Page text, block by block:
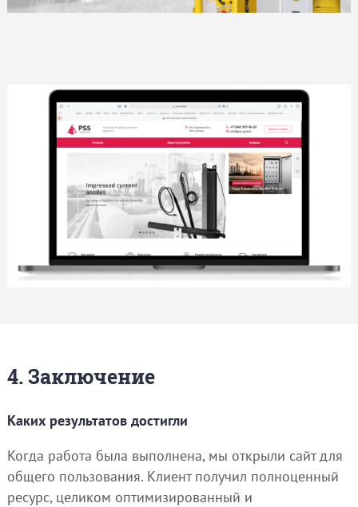
4. Заключение
Каких результатов достигли
Когда работа была выполнена, мы открыли сайт для
общего пользования. Клиент получил полноценный
ресурс, целиком оптимизированный и